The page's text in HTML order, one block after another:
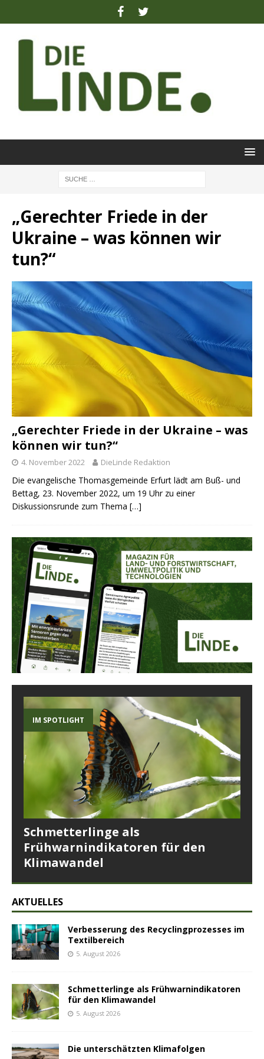
„Gerechter Friede in der
Ukraine – was können wir
tun?“
„Gerechter Friede in der Ukraine – was
können wir tun?“
4. November 2022 DieLinde Redaktion
Die evangelische Thomasgemeinde Erfurt lädt am Buß- und
Bettag, 23. November 2022, um 19 Uhr zu einer
Diskussionsrunde zum Thema […]
IM SPOTLIGHT
Schmetterlinge als
Frühwarnindikatoren für den
Klimawandel
AKTUELLES
Verbesserung des Recyclingprozesses im
Textilbereich
5. August 2026
Schmetterlinge als Frühwarnindikatoren
für den Klimawandel
5. August 2026
Die unterschätzten Klimafolgen